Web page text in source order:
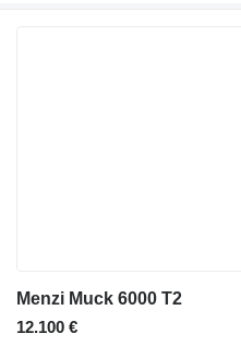
Menzi Muck 6000 T2
12.100 €